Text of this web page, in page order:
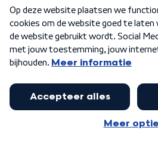
Algemene voorwaarden